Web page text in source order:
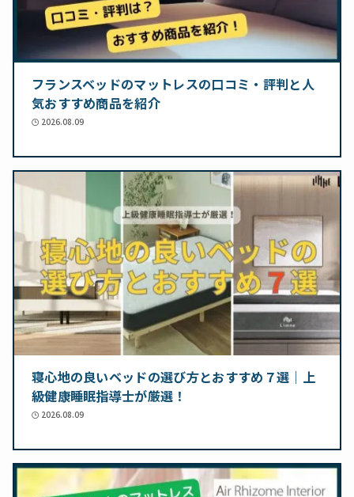
フランスベッドのマットレスの口コミ・評判と人
気おすすめ商品を紹介
2026.08.09
寝心地の良いベッドの選び方とおすすめ７選｜上
級健康睡眠指導士が厳選！
2026.08.09